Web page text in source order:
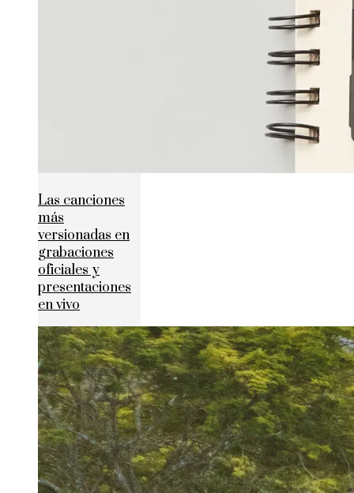
Las canciones
más
versionadas en
grabaciones
oficiales y
presentaciones
en vivo